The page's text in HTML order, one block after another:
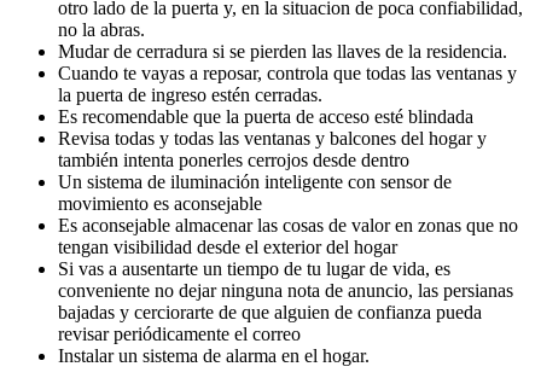
otro lado de la puerta y, en la situacion de poca confiabilidad,
no la abras.
Mudar de cerradura si se pierden las llaves de la residencia.
Cuando te vayas a reposar, controla que todas las ventanas y
la puerta de ingreso estén cerradas.
Es recomendable que la puerta de acceso esté blindada
Revisa todas y todas las ventanas y balcones del hogar y
también intenta ponerles cerrojos desde dentro
Un sistema de iluminación inteligente con sensor de
movimiento es aconsejable
Es aconsejable almacenar las cosas de valor en zonas que no
tengan visibilidad desde el exterior del hogar
Si vas a ausentarte un tiempo de tu lugar de vida, es
conveniente no dejar ninguna nota de anuncio, las persianas
bajadas y cerciorarte de que alguien de confianza pueda
revisar periódicamente el correo
Instalar un sistema de alarma en el hogar.